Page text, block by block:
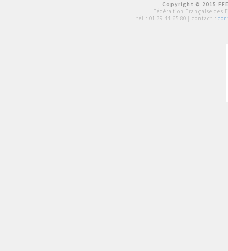
Copyright © 2015
Fédération Française des
tél : 01 39 44 65 80 | contact :